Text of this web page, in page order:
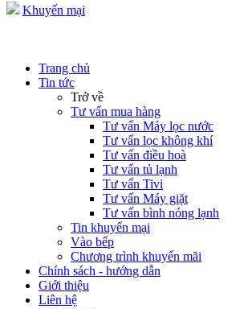
Khuyến mại
Trang chủ
Tin tức
Trở về
Tư vấn mua hàng
Tư vấn Máy lọc nước
Tư vấn lọc không khí
Tư vấn điều hoà
Tư vấn tủ lạnh
Tư vấn Tivi
Tư vấn Máy giặt
Tư vấn bình nóng lạnh
Tin khuyến mại
Vào bếp
Chương trình khuyến mãi
Chính sách - hướng dẫn
Giới thiệu
Liên hệ